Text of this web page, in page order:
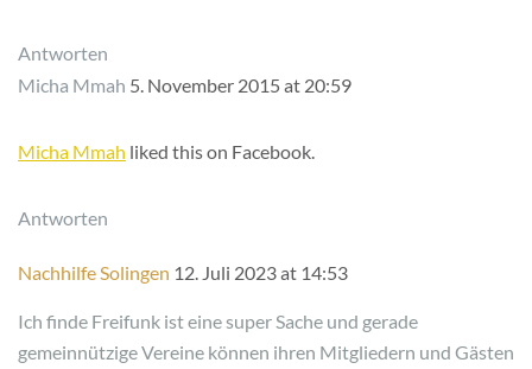
Antworten
Micha Mmah 5. November 2015 at 20:59
Micha Mmah liked this on Facebook.
Antworten
Nachhilfe Solingen 12. Juli 2023 at 14:53
Ich finde Freifunk ist eine super Sache und gerade
gemeinnützige Vereine können ihren Mitgliedern und Gästen